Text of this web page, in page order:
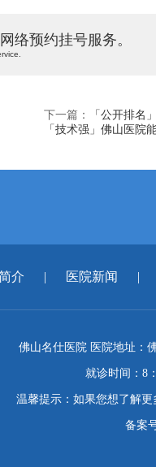
络预约挂号服务。
下一篇：
「公开排名
「技术强」佛山医院
介 | 医院新闻 |
佛山名仕医院 医院地址：
就诊时间：8
温馨提示：如果您想了解
备案